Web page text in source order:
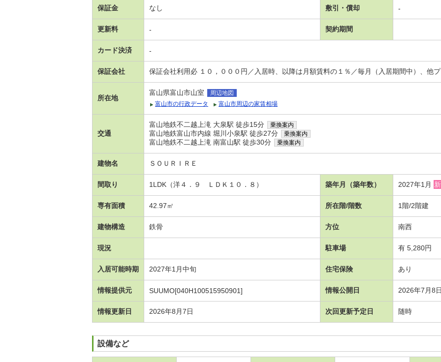
保証金 なし 敷引・償却 -
更新料 - 契約期間
カード決済 -
保証会社 保証会社利用必 １０，０００円／入居時、以降は月額賃料の１％／毎月（入居期間中）、他
所在地
富山県富山市山室
周辺地図
富山市の行政データ
富山市周辺の家賃相場
交通
富山地鉄不二越上滝 大泉駅 徒歩15分 乗換案内
富山地鉄富山市内線 堀川小泉駅 徒歩27分 乗換案内
富山地鉄不二越上滝 南富山駅 徒歩30分 乗換案内
建物名 ＳＯＵＲＩＲＥ
間取り 1LDK（洋４．９ ＬＤＫ１０．８） 築年月（築年数） 2027年1月
専有面積 42.97㎡ 所在階/階数 1階/2階建
建物構造 鉄骨 方位 南西
現況 駐車場 有 5,280円
入居可能時期 2027年1月中旬 住宅保険 あり
情報提供元 SUUMO[040H100515950901] 情報公開日 2026年7月8
情報更新日 2026年8月7日 次回更新予定日 随時
設備など